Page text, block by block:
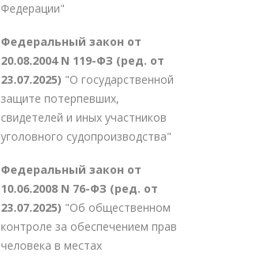
Федерации"
Федеральный закон от
20.08.2004 N 119-ФЗ (ред. от
23.07.2025) "О государственной
защите потерпевших,
свидетелей и иных участников
уголовного судопроизводства"
Федеральный закон от
10.06.2008 N 76-ФЗ (ред. от
23.07.2025) "Об общественном
контроле за обеспечением прав
человека в местах